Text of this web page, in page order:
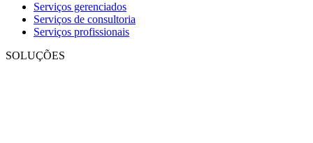
Serviços gerenciados
Serviços de consultoria
Serviços profissionais
SOLUÇÕES